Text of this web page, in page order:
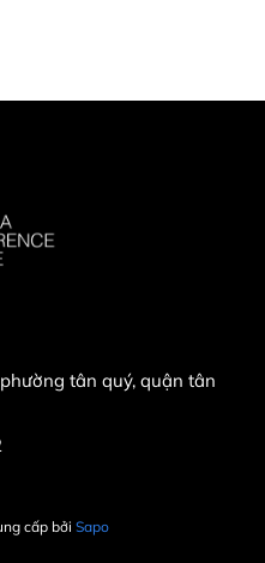
tân quý, quận tân
cấp bởi Sapo